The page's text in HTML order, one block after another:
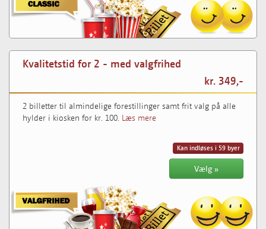
Kvalitetstid for 2 - med valgfrihed
kr. 349,-
2 billetter til almindelige forestillinger samt frit valg på alle
hylder i kiosken for kr. 100. Læs mere
Kan indløses i 59 byer
Vælg »